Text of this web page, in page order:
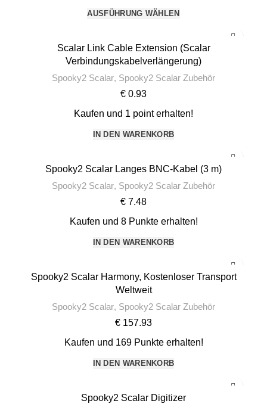
AUSFÜHRUNG WÄHLEN
Scalar Link Cable Extension (Scalar
Verbindungskabelverlängerung)
Spooky2 Scalar, Spooky2 Scalar Zubehör
€ 0.93
Kaufen und 1 point erhalten!
IN DEN WARENKORB
Spooky2 Scalar Langes BNC-Kabel (3 m)
Spooky2 Scalar, Spooky2 Scalar Zubehör
€ 7.48
Kaufen und 8 Punkte erhalten!
IN DEN WARENKORB
Spooky2 Scalar Harmony, Kostenloser Transport
Weltweit
Spooky2 Scalar, Spooky2 Scalar Zubehör
€ 157.93
Kaufen und 169 Punkte erhalten!
IN DEN WARENKORB
Spooky2 Scalar Digitizer